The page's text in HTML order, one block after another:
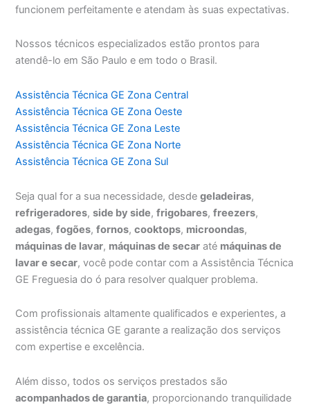
funcionem perfeitamente e atendam às suas expectativas.
Nossos técnicos especializados estão prontos para
atendê-lo em São Paulo e em todo o Brasil.
Assistência Técnica GE Zona Central
Assistência Técnica GE Zona Oeste
Assistência Técnica GE Zona Leste
Assistência Técnica GE Zona Norte
Assistência Técnica GE Zona Sul
Seja qual for a sua necessidade, desdegeladeiras,
refrigeradores,side by side,frigobares,freezers,
adegas,fogões,fornos,cooktops, microondas,
máquinas de lavar, máquinas de secar até máquinas de
lavar e secar, você pode contar com a Assistência Técnica
GE Freguesia do ó para resolver qualquer problema.
Com profissionais altamente qualificados e experientes, a
assistência técnica GE garante a realização dos serviços
com expertise e excelência.
Além disso, todos os serviços prestados são
acompanhados de garantia, proporcionando tranquilidade